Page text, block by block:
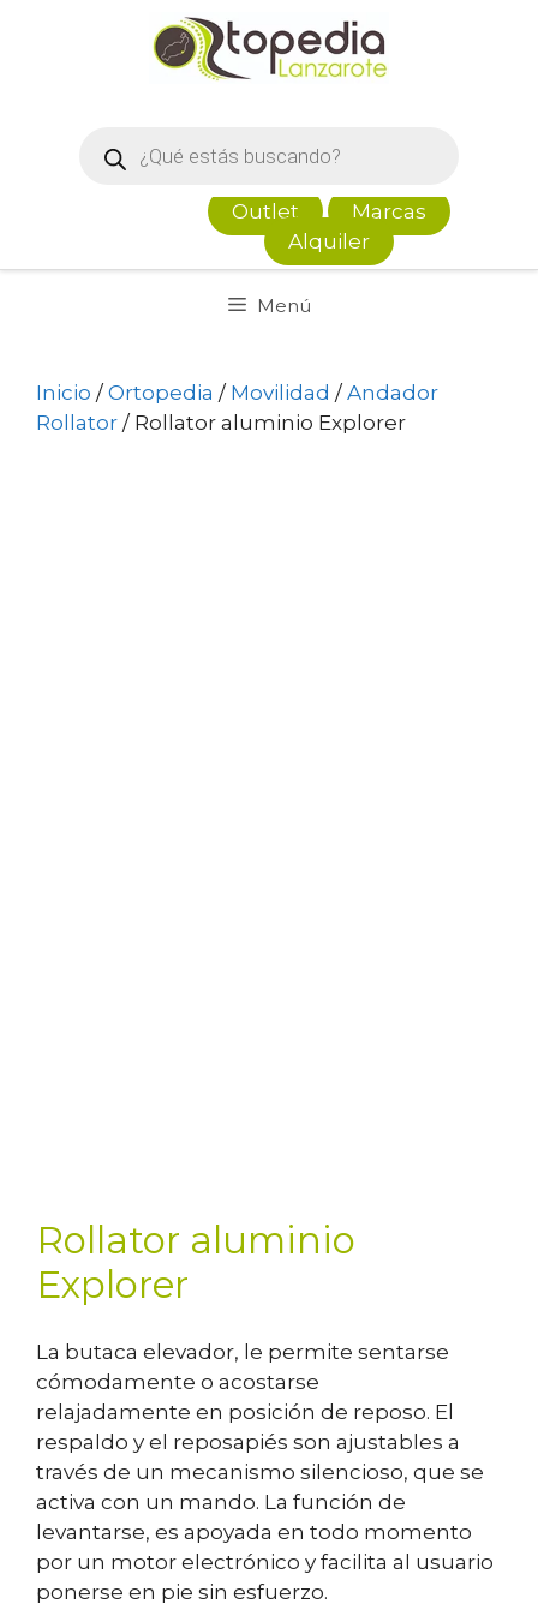
de
productos
Outlet
Marcas
Alquiler
Menú
Inicio /Ortopedia / Movilidad /Andador
Rollator / Rollator aluminio Explorer
Rollator aluminio
Explorer
La butaca elevador, le permite sentarse
cómodamente o acostarse
relajadamente en posición de reposo. El
respaldo y el reposapiés son ajustables a
través de un mecanismo silencioso, que se
activa con un mando. La función de
levantarse, es apoyada en todo momento
por un motor electrónico y facilita al usuario
ponerse en pie sin esfuerzo.